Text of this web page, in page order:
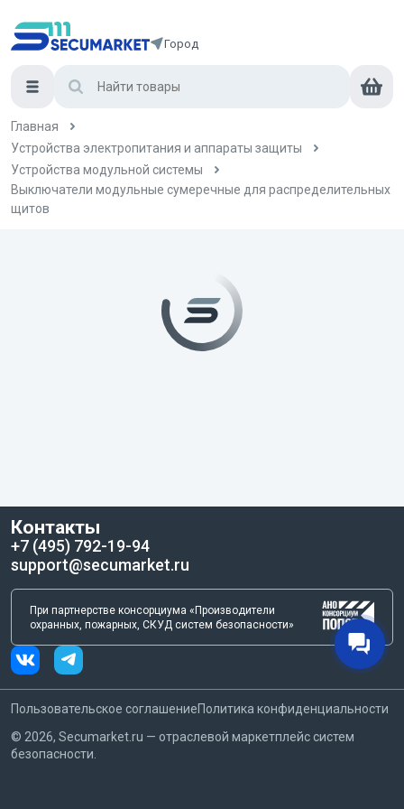
Город
Главная
Устройства электропитания и аппараты защиты
Устройства модульной системы
Выключатели модульные сумеречные для распределительных
щитов
Контакты
+7 (495) 792-19-94
support@secumarket.ru
При партнерстве консорциума «Производители
охранных, пожарных, СКУД систем безопасности»
Пользовательское соглашениеПолитика конфиденциальности
© 2026, Secumarket.ru — отраслевой маркетплейс систем
безопасности.